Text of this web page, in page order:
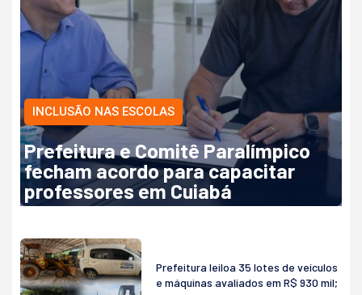
INCLUSÃO NAS ESCOLAS
Prefeitura e Comitê Paralímpico
fecham acordo para capacitar
professores em Cuiabá
Prefeitura leiloa 35 lotes de veículos
e máquinas avaliados em R$ 930 mil;